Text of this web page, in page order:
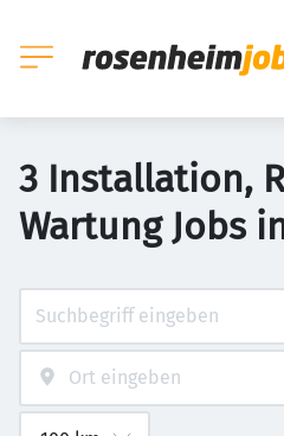
3 Installation,
Wartung Jobs